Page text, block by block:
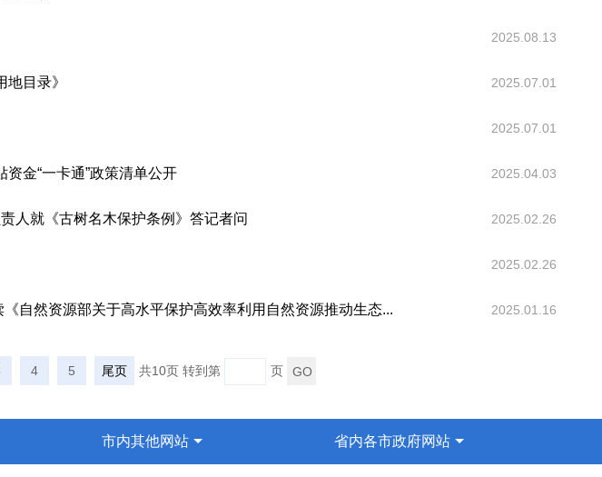
2025.08.13
目录》 2025.07.01
2025.07.01
金“一卡通”政策清单公开 2025.04.03
人就《古树名木保护条例》答记者问 2025.02.26
2025.02.26
自然资源部关于高水平保护高效率利用自然资源推动生态... 2025.01.16
4 5 尾页 共10页 转到第 页
市内其他网站 省内各市政府网站